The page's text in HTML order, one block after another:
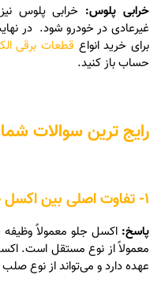
خرابی پلوس: خرابی پلوس
غیرعادی در خودرو شود. در
برای خرید انواع قطعات برقی
حساب باز کنید.
رایج ترین سوالات
1- تفاوت اصلی بین اکسل جلو و اکسل عقب چیست؟
پاسخ: اکسل جلو معمولاً وظیفه
معمولاً از نوع مستقل است.
عهده دارد و می‌تواند از نوع